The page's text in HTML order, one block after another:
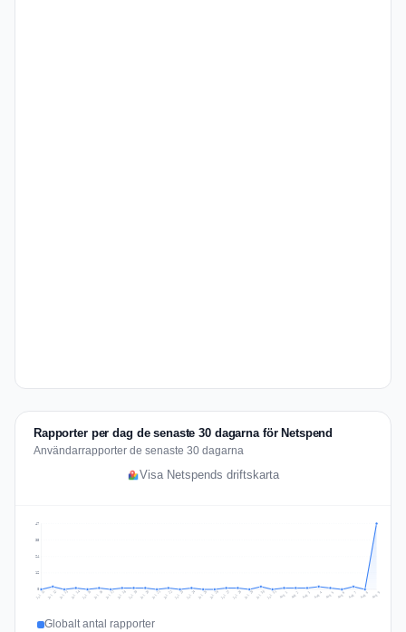
Rapporter per dag de senaste 30 dagarna för Netspend
Användarrapporter de senaste 30 dagarna
Visa Netspends driftskarta
12
24
35
47
Jul 11 Jul 12 Jul 13 Jul 14 Jul 15 Jul 16 Jul 17 Jul 18 Jul 19 Jul 20 Jul 21 Jul 22 Jul 23 Jul 24 Jul 25 Jul 26 Jul 27 Jul 28 Jul 29 Jul 30 Jul 31 Aug 1 Aug 2 Aug 3 Aug 4 Aug 5 Aug 6 Aug 7 Aug 8 Aug 9
Globalt antal rapporter